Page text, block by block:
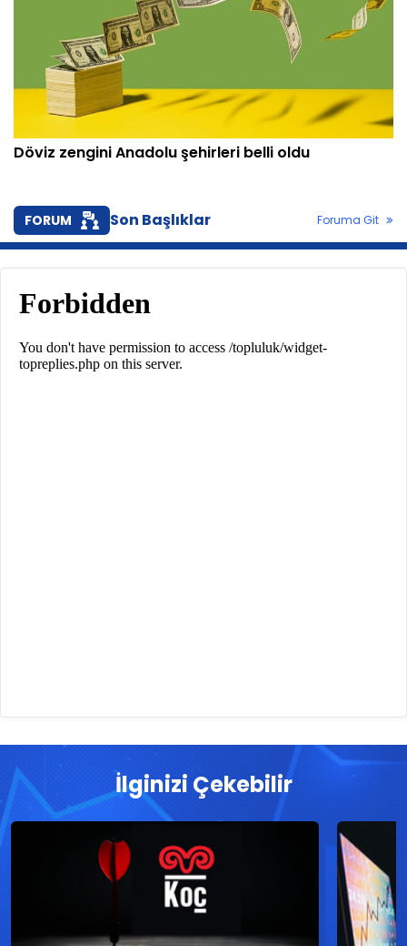
Döviz zengini Anadolu şehirleri belli oldu
FORUM Son Başlıklar Foruma Git
İlginizi Çekebilir